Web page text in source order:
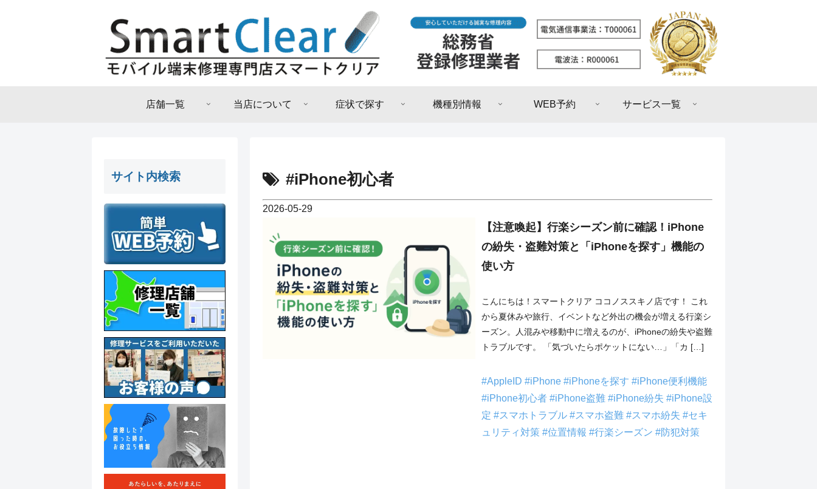
店舗一覧 当店について 症状で探す 機種別情報 WEB予約 サービス一覧
#iPhone初心者
2026-05-29
【注意喚起】行楽シーズン前に確認！iPhone
の紛失・盗難対策と「iPhoneを探す」機能の
使い方
こんにちは！スマートクリア ココノススキノ店です！ これ
から夏休みや旅行、イベントなど外出の機会が増える行楽シ
ーズン。人混みや移動中に増えるのが、iPhoneの紛失や盗難
トラブルです。 「気づいたらポケットにない…」「カ […]
#AppleID #iPhone #iPhoneを探す #iPhone便利機能
#iPhone初心者 #iPhone盗難 #iPhone紛失 #iPhone設
定 #スマホトラブル #スマホ盗難 #スマホ紛失 #セキ
ュリティ対策 #位置情報 #行楽シーズン #防犯対策
サイト内検索